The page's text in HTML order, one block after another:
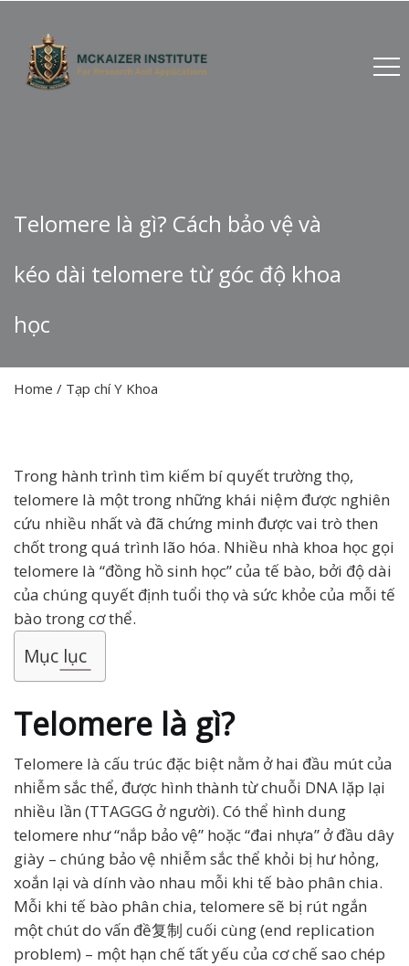
Telomere là gì? Cách bảo vệ và
kéo dài telomere từ góc độ khoa
học
Home / Tạp chí Y Khoa
Trong hành trình tìm kiếm bí quyết trường thọ,
telomere là một trong những khái niệm được nghiên
cứu nhiều nhất và đã chứng minh được vai trò then
chốt trong quá trình lão hóa. Nhiều nhà khoa học gọi
telomere là “đồng hồ sinh học” của tế bào, bởi độ dài
của chúng quyết định tuổi thọ và sức khỏe của mỗi tế
bào trong cơ thể.
Mục lục
Telomere là gì?
Telomere là cấu trúc đặc biệt nằm ở hai đầu mút của
nhiễm sắc thể, được hình thành từ chuỗi DNA lặp lại
nhiều lần (TTAGGG ở người). Có thể hình dung
telomere như “nắp bảo vệ” hoặc “đai nhựa” ở đầu dây
giày – chúng bảo vệ nhiễm sắc thể khỏi bị hư hỏng,
xoắn lại và dính vào nhau mỗi khi tế bào phân chia.
Mỗi khi tế bào phân chia, telomere sẽ bị rút ngắn
một chút do vấn đề复制 cuối cùng (end replication
problem) – một hạn chế tất yếu của cơ chế sao chép